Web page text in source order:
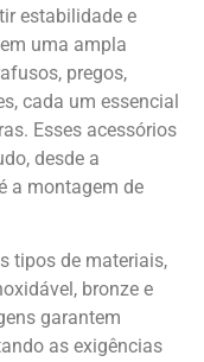
estabilidade e
uma ampla
pregos,
cada um essencial
Esses acessórios
desde a
a montagem de
tipos de materiais,
bronze e
garantem
as exigências